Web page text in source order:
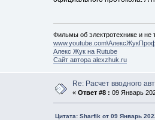
Фильмы об электротехнике и не
Алекс Жук на Rutube
Сайт автора alexzhuk.ru
Re: Расчет вводного
«Ответ #8 : 09 Январь
Цитата: Sharfik от 09 Январь